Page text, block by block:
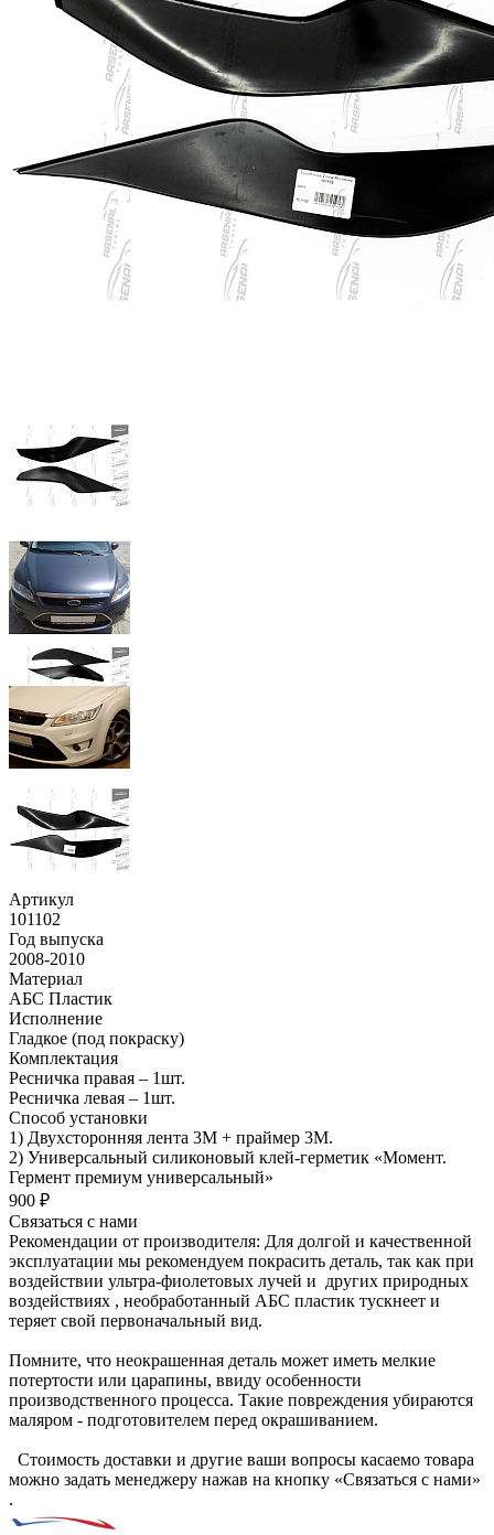
Артикул
101102
Год выпуска
2008-2010
Материал
АБС Пластик
Исполнение
Гладкое (под покраску)
Комплектация
Ресничка правая – 1шт.
Ресничка левая – 1шт.
Способ установки
1) Двухсторонняя лента 3М + праймер 3М.
2) Универсальный силиконовый клей-герметик «Момент.
Гермент премиум универсальный»
900 ₽
Связаться с нами
Рекомендации от производителя: Для долгой и качественной
эксплуатации мы рекомендуем покрасить деталь, так как при
воздействии ультра-фиолетовых лучей и других природных
воздействиях , необработанный АБС пластик тускнеет и
теряет свой первоначальный вид.
Помните, что неокрашенная деталь может иметь мелкие
потертости или царапины, ввиду особенности
производственного процесса. Такие повреждения убираются
маляром - подготовителем перед окрашиванием.
Стоимость доставки и другие ваши вопросы касаемо товара
можно задать менеджеру нажав на кнопку «Связаться с нами»
.